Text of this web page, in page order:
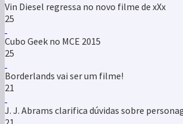
Vin Diesel regressa no novo filme de xXx
25
Cubo Geek no MCE 2015
25
Borderlands vai ser um filme!
21
J. J. Abrams clarifica dúvidas sobre